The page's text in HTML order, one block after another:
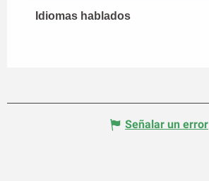
Idiomas hablados
Idiomas hablados
Señalar un error